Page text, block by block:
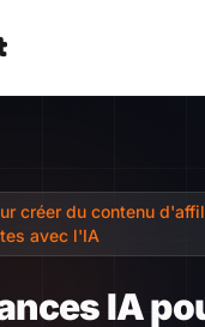
créer du contenu
avec l'IA
IA